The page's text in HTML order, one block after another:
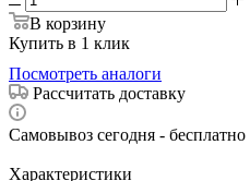
В корзину
Купить в 1 клик
Посмотреть аналоги
Рассчитать доставку
Самовывоз сегодня - бесплатно
Характеристики